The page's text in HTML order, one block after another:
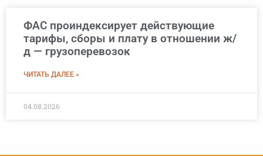
ФАС проиндексирует действующие
тарифы, сборы и плату в отношении ж/
д — грузоперевозок
ЧИТАТЬ ДАЛЕЕ »
04.08.2026